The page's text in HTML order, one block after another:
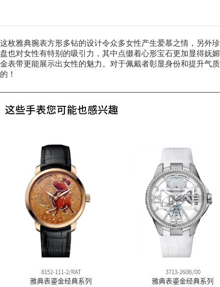
这枚雅典腕表方形多钻的设计令众多女性产生爱慕之情，另外
盘也对女性有特别的吸引力，其中点缀着心形宝石更加显得妩
金表带更能展示出女性的魅力。对于佩戴者彰显身份和提升气
的！
这些手表您可能也感兴趣
8152-111-2/RAT
雅典表鎏金经典系列
3713-260B/00
雅典表鎏金经典系列